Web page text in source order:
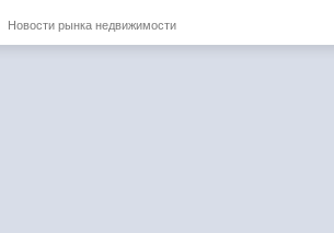
Новости рынка недвижимости